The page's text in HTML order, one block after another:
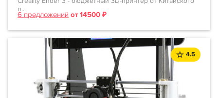
п...
6 предложений от 14500 ₽
4.5